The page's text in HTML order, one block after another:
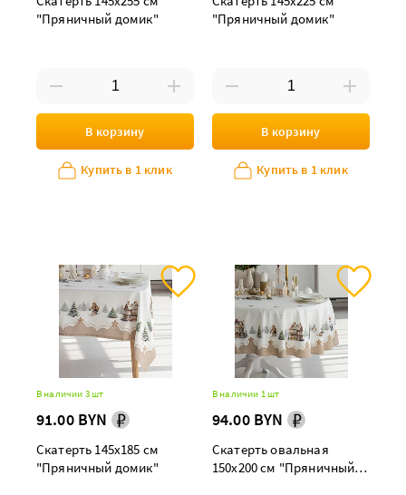
"Пряничный домик"
В корзину
Купить в 1 клик
"Пряничный домик"
В корзину
Купить в 1 клик
В наличии 3 шт
91.00 BYN
Скатерть 145х185 см
"Пряничный домик"
В наличии 1 шт
94.00 BYN
Скатерть овальная
150х200 см "Пряничный